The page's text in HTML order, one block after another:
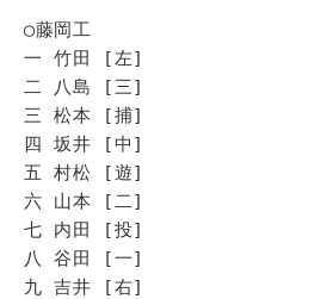
◯藤岡工
一 竹田 [左]
二 八島 [三]
三 松本 [捕]
四 坂井 [中]
五 村松 [遊]
六 山本 [二]
七 内田 [投]
八 谷田 [一]
九 吉井 [右]